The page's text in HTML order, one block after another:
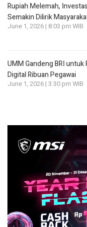
Rupiah Melemah,
Semakin Dilirik
June 1, 2026 | 8:03 pm WIB
UMM Gandeng BRI
Digital Ribuan Pegawai
June 1, 2026 | 3:30 pm WIB